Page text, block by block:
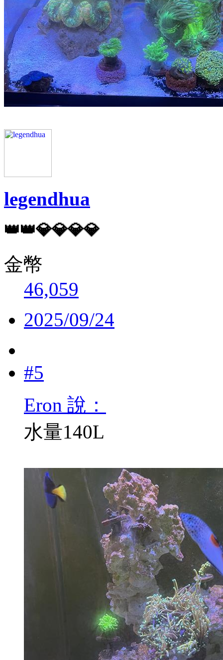
legendhua
👑👑💎💎💎💎
金幣
46,059
2025/09/24
#5
Eron 說：
水量140L